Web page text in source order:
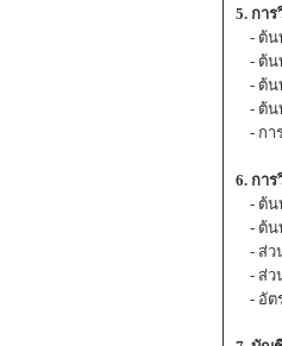
5. กา
- ต้น
- ต้น
- ต้น
- ต้น
- กา
6. กา
- ต้น
- ต้น
- ส่ว
- ส่ว
- อัต